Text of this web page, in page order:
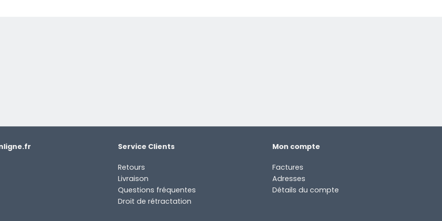
Service Clients
Retours
Livraison
Questions fréquentes
Droit de rétractation
Mon compte
Factures
Adresses
Détails du compte